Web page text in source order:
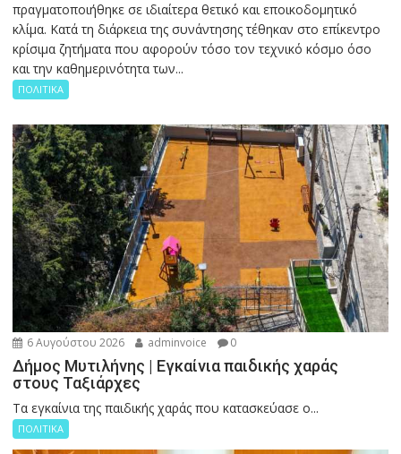
πραγματοποιήθηκε σε ιδιαίτερα θετικό και εποικοδομητικό
κλίμα. Κατά τη διάρκεια της συνάντησης τέθηκαν στο επίκεντρο
κρίσιμα ζητήματα που αφορούν τόσο τον τεχνικό κόσμο όσο
και την καθημερινότητα των...
ΠΟΛΙΤΙΚΑ
6 Αυγούστου 2026 adminvoice 0
Δήμος Μυτιλήνης | Εγκαίνια παιδικής χαράς
στους Ταξιάρχες
Tα εγκαίνια της παιδικής χαράς που κατασκεύασε ο...
ΠΟΛΙΤΙΚΑ